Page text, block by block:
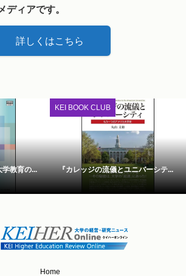
ディアです。
詳しくはこちら
学教育の...
KEI BOOK CLUB
『カレッジの流儀とユニバーシテ...
Home